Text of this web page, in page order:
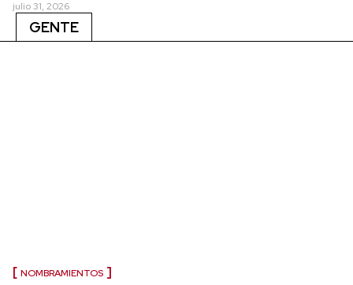
julio 31, 2026
GENTE
NOMBRAMIENTOS